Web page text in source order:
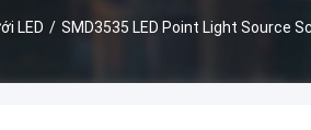
LED / SMD3535 LED Point Light Source